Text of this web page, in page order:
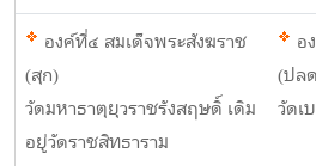
องค์ที่๔ สมเด็จพระสังฆราช
(สุก)
วัดมหาธาตุยุวราชรังสฤษดิ์ เดิม
อยู่วัดราชสิทธาราม
อ
(ปล
วัดเ